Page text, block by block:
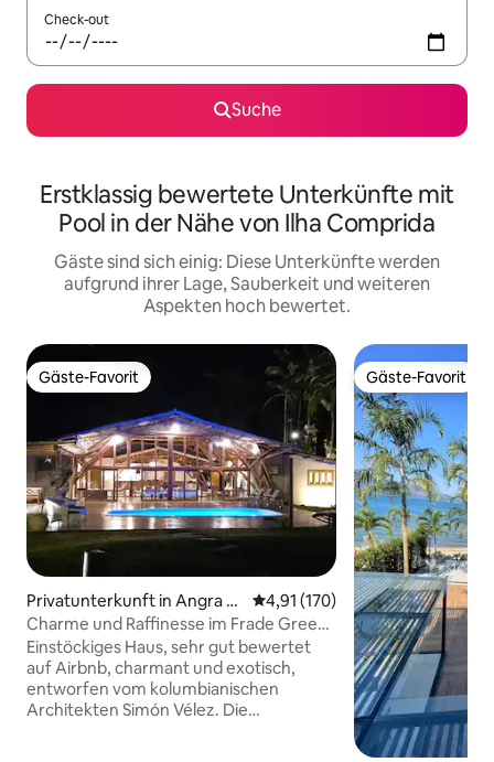
Check-out
Suche
Erstklassig bewertete Unterkünfte mit
Pool in der Nähe von Ilha Comprida
Gäste sind sich einig: Diese Unterkünfte werden
aufgrund ihrer Lage, Sauberkeit und weiteren
Aspekten hoch bewertet.
Gäste-Favorit
Gäste-Favorit
Privatunterkunft in Angra d
os Reis
Durchschnittliche Bewertung:
4,91 (170)
Charme und Raffinesse im Frade Green,
unglaublich
Einstöckiges Haus, sehr gut bewertet
auf Airbnb, charmant und exotisch,
entworfen vom kolumbianischen
Architekten Simón Vélez. Die
Gäste-Favorit
Gäste-Favorit